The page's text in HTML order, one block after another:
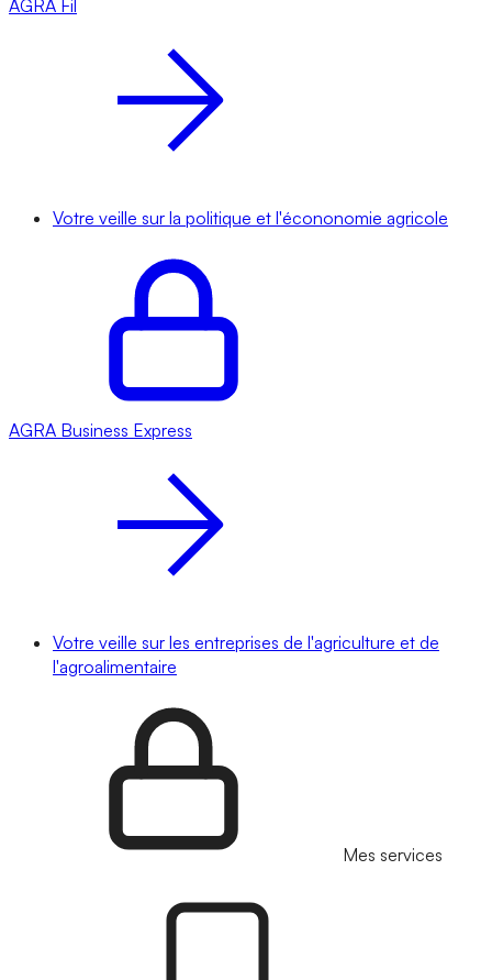
AGRA Fil
Votre veille sur la politique et l'écononomie agricole
AGRA Business Express
Votre veille sur les entreprises de l'agriculture et de
l'agroalimentaire
Mes services